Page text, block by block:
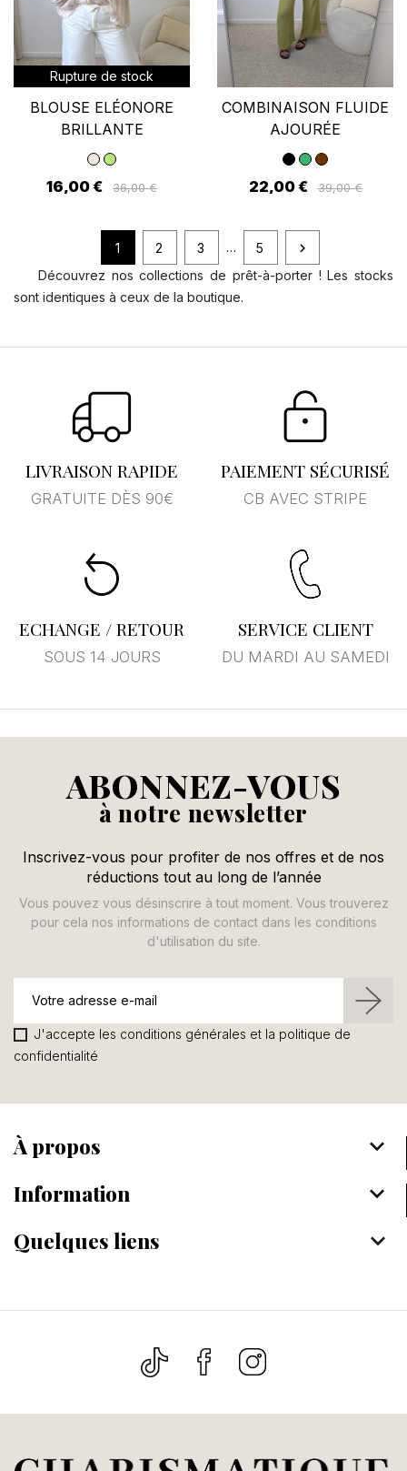
Rupture de stock
BLOUSE ELÉONORE
BRILLANTE
16,00 € 36,00 €
COMBINAISON FLUIDE
AJOURÉE
22,00 € 39,00 €
1 2 3 … 5 
Découvrez nos collections de prêt-à-porter ! Les stocks
sont identiques à ceux de la boutique.
LIVRAISON RAPIDE
GRATUITE DÈS 90€
PAIEMENT SÉCURISÉ
CB AVEC STRIPE
ECHANGE / RETOUR
SOUS 14 JOURS
SERVICE CLIENT
DU MARDI AU SAMEDI
ABONNEZ-VOUS
à notre newsletter
Inscrivez-vous pour profiter de nos offres et de nos
réductions tout au long de l’année
Vous pouvez vous désinscrire à tout moment. Vous trouverez
pour cela nos informations de contact dans les conditions
d'utilisation du site.
J'accepte les conditions générales et la politique de
confidentialité
À propos keyboard_arrow_down
Information keyboard_arrow_down
Quelques liens keyboard_arrow_down